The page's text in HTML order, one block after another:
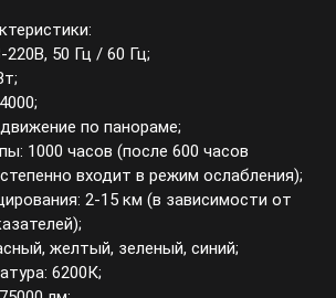
50 Гц / 60 Гц;
по панораме;
1000 часов (после 600 часов
входит в режим ослабления);
2-15 км (в зависимости от
желтый, зеленый, синий;
6200К;